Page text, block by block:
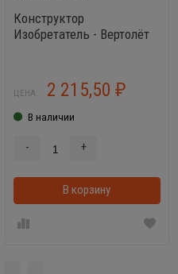
В корзинке
Конструктор
Изобретатель - Вертолёт
ЦЕНА: 2 215,50 ₽
В наличии
- +
В корзину